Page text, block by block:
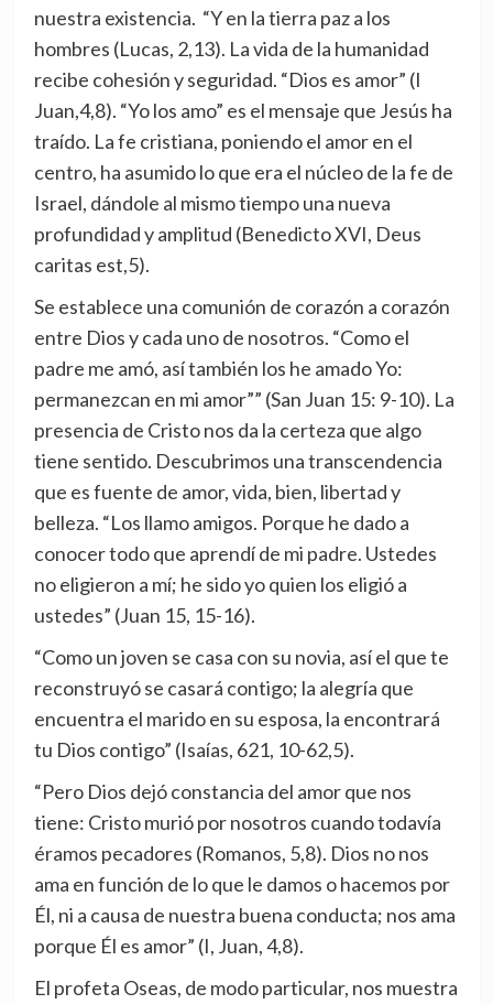
nuestra existencia. “Y en la tierra paz a los
hombres (Lucas, 2,13). La vida de la humanidad
recibe cohesión y seguridad. “Dios es amor” (I
Juan,4,8). “Yo los amo” es el mensaje que Jesús ha
traído. La fe cristiana, poniendo el amor en el
centro, ha asumido lo que era el núcleo de la fe de
Israel, dándole al mismo tiempo una nueva
profundidad y amplitud (Benedicto XVI, Deus
caritas est,5).
Se establece una comunión de corazón a corazón
entre Dios y cada uno de nosotros. “Como el
padre me amó, así también los he amado Yo:
permanezcan en mi amor”” (San Juan 15: 9-10). La
presencia de Cristo nos da la certeza que algo
tiene sentido. Descubrimos una transcendencia
que es fuente de amor, vida, bien, libertad y
belleza. “Los llamo amigos. Porque he dado a
conocer todo que aprendí de mi padre. Ustedes
no eligieron a mí; he sido yo quien los eligió a
ustedes” (Juan 15, 15-16).
“Como un joven se casa con su novia, así el que te
reconstruyó se casará contigo; la alegría que
encuentra el marido en su esposa, la encontrará
tu Dios contigo” (Isaías, 621, 10-62,5).
“Pero Dios dejó constancia del amor que nos
tiene: Cristo murió por nosotros cuando todavía
éramos pecadores (Romanos, 5,8). Dios no nos
ama en función de lo que le damos o hacemos por
Él, ni a causa de nuestra buena conducta; nos ama
porque Él es amor” (I, Juan, 4,8).
El profeta Oseas, de modo particular, nos muestra